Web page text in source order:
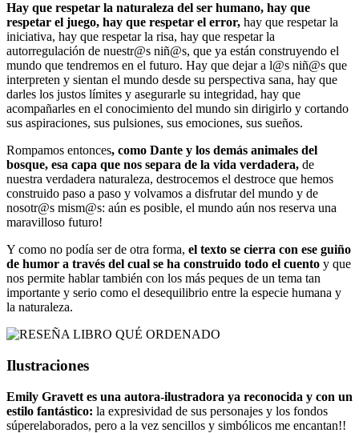
Hay que respetar la naturaleza del ser humano, hay que
respetar el juego, hay que respetar el error, hay que respetar la
iniciativa, hay que respetar la risa, hay que respetar la
autorregulación de nuestr@s niñ@s, que ya están construyendo el
mundo que tendremos en el futuro. Hay que dejar a l@s niñ@s que
interpreten y sientan el mundo desde su perspectiva sana, hay que
darles los justos límites y asegurarle su integridad, hay que
acompañarles en el conocimiento del mundo sin dirigirlo y cortando
sus aspiraciones, sus pulsiones, sus emociones, sus sueños.
Rompamos entonces, como Dante y los demás animales del
bosque, esa capa que nos separa de la vida verdadera, de
nuestra verdadera naturaleza, destrocemos el destroce que hemos
construido paso a paso y volvamos a disfrutar del mundo y de
nosotr@s mism@s: aún es posible, el mundo aún nos reserva una
maravilloso futuro!
Y como no podía ser de otra forma, el texto se cierra con ese guiño
de humor a través del cual se ha construido todo el cuento y que
nos permite hablar también con los más peques de un tema tan
importante y serio como el desequilibrio entre la especie humana y
la naturaleza.
Ilustraciones
Emily Gravett es una autora-ilustradora ya reconocida y con un
estilo fantástico: la expresividad de sus personajes y los fondos
súperelaborados, pero a la vez sencillos y simbólicos me encantan!!